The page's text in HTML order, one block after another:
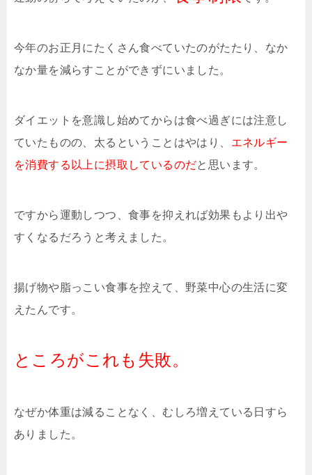
今年のお正月にたくさん食べていたのがたたり、なか
なか量を減らすことができずにいました。
ダイエットを意識し始めてからは食べ過ぎには注意し
ていたものの、太るということはやはり、 エネルギー
を消費する以上に摂取しているのだと思います。
ですから運動しつつ、食事を抑えれば効果もより出や
すくなるだろうと考えました。
揚げ物や脂っこい食事を控えて、野菜中心の生活に変
えたんです。
ところがこれも失敗。
なぜか体重は減ることなく、むしろ増えている日すら
ありました。